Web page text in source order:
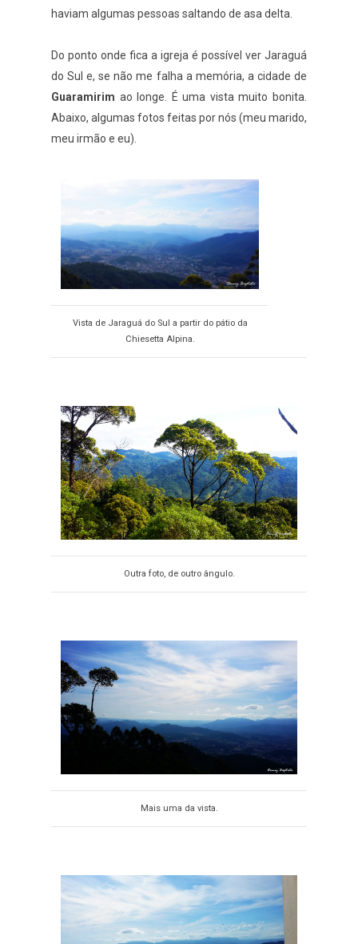
haviam algumas pessoas saltando de asa delta.
Do ponto onde fica a igreja é possível ver Jaraguá
do Sul e, se não me falha a memória, a cidade de
Guaramirim ao longe. É uma vista muito bonita.
Abaixo, algumas fotos feitas por nós (meu marido,
meu irmão e eu).
Vista de Jaraguá do Sul a partir do pátio da
Chiesetta Alpina.
Outra foto, de outro ângulo.
Mais uma da vista.